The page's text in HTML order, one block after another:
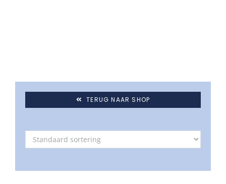
TERUG NAAR SHOP